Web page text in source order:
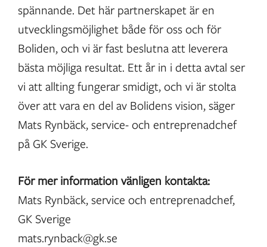
spännande. Det här partnerskapet är en
utvecklingsmöjlighet både för oss och för
Boliden, och vi är fast beslutna att leverera
bästa möjliga resultat. Ett år in i detta avtal ser
vi att allting fungerar smidigt, och vi är stolta
över att vara en del av Bolidens vision, säger
Mats Rynbäck, service- och entreprenadchef
på GK Sverige.
För mer information vänligen kontakta:
Mats Rynbäck, service och entreprenadchef,
GK Sverige
mats.rynback@gk.se